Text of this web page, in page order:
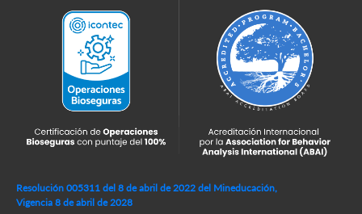
Resolución 005311 del 8 de abril de 2022 del Mineducación,
Vigencia 8 de abril de 2028